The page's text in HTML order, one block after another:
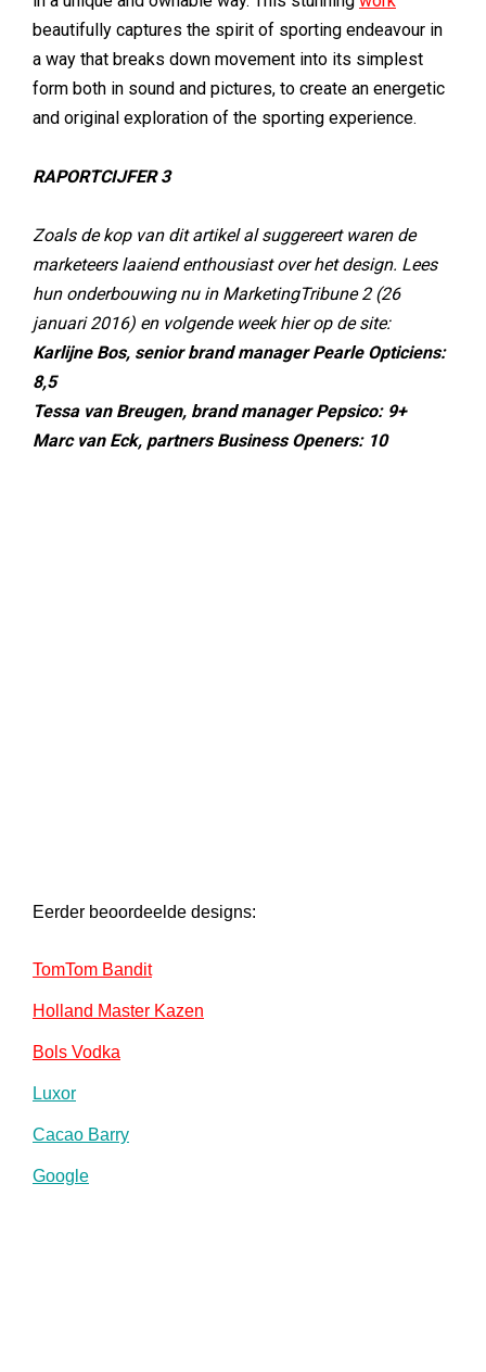
beautifully captures the spirit of sporting endeavour in
a way that breaks down movement into its simplest
form both in sound and pictures, to create an energetic
and original exploration of the sporting experience.
RAPORTCIJFER 3
Zoals de kop van dit artikel al suggereert waren de
marketeers laaiend enthousiast over het design. Lees
hun onderbouwing nu in MarketingTribune 2 (26
januari 2016) en volgende week hier op de site:
Karlijne Bos, senior brand manager Pearle Opticiens:
8,5
Tessa van Breugen, brand manager Pepsico: 9+
Marc van Eck, partners Business Openers: 10
Eerder beoordeelde designs:
TomTom Bandit
Holland Master Kazen
Bols Vodka
Luxor
Cacao Barry
Google